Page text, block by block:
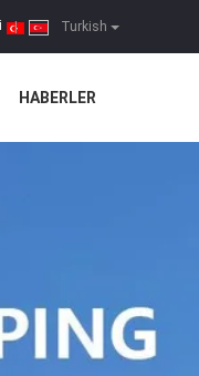
Turkish
|
HABERLER